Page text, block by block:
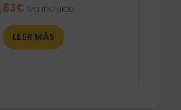
€ Iva incluido
LEER MÁS